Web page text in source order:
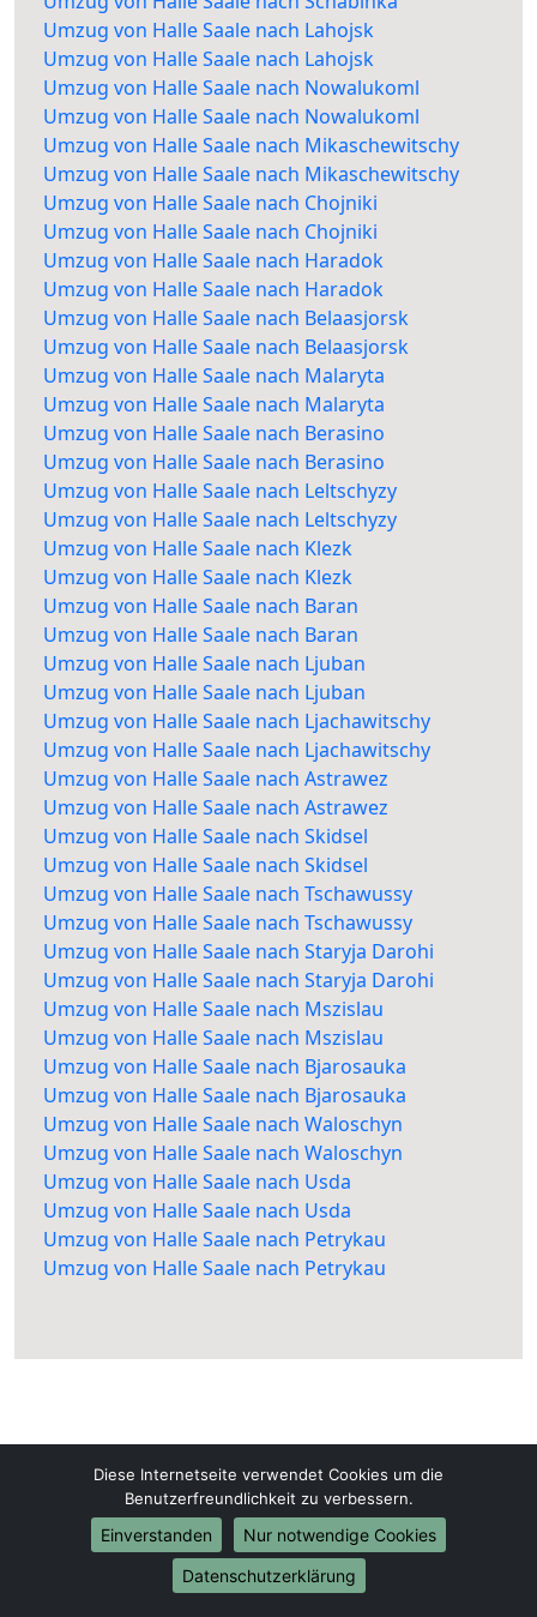
Umzug von Halle Saale nach Lahojsk
Umzug von Halle Saale nach Lahojsk
Umzug von Halle Saale nach Nowalukoml
Umzug von Halle Saale nach Nowalukoml
Umzug von Halle Saale nach Mikaschewitschy
Umzug von Halle Saale nach Mikaschewitschy
Umzug von Halle Saale nach Chojniki
Umzug von Halle Saale nach Chojniki
Umzug von Halle Saale nach Haradok
Umzug von Halle Saale nach Haradok
Umzug von Halle Saale nach Belaasjorsk
Umzug von Halle Saale nach Belaasjorsk
Umzug von Halle Saale nach Malaryta
Umzug von Halle Saale nach Malaryta
Umzug von Halle Saale nach Berasino
Umzug von Halle Saale nach Berasino
Umzug von Halle Saale nach Leltschyzy
Umzug von Halle Saale nach Leltschyzy
Umzug von Halle Saale nach Klezk
Umzug von Halle Saale nach Klezk
Umzug von Halle Saale nach Baran
Umzug von Halle Saale nach Baran
Umzug von Halle Saale nach Ljuban
Umzug von Halle Saale nach Ljuban
Umzug von Halle Saale nach Ljachawitschy
Umzug von Halle Saale nach Ljachawitschy
Umzug von Halle Saale nach Astrawez
Umzug von Halle Saale nach Astrawez
Umzug von Halle Saale nach Skidsel
Umzug von Halle Saale nach Skidsel
Umzug von Halle Saale nach Tschawussy
Umzug von Halle Saale nach Tschawussy
Umzug von Halle Saale nach Staryja Darohi
Umzug von Halle Saale nach Staryja Darohi
Umzug von Halle Saale nach Mszislau
Umzug von Halle Saale nach Mszislau
Umzug von Halle Saale nach Bjarosauka
Umzug von Halle Saale nach Bjarosauka
Umzug von Halle Saale nach Waloschyn
Umzug von Halle Saale nach Waloschyn
Umzug von Halle Saale nach Usda
Umzug von Halle Saale nach Usda
Umzug von Halle Saale nach Petrykau
Umzug von Halle Saale nach Petrykau
Halle-Saale-Umzüge.de
Halle Saale
01579-2482330
Diese Internetseite verwendet Cookies um die
Benutzerfreundlichkeit zu verbessern.
Einverstanden
Nur notwendige Cookies
Datenschutzerklärung